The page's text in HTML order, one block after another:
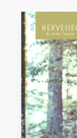
INTERJÚK
PREMIEREK
KULT
MÁSVILÁG
BLOG